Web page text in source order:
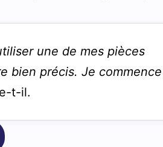
une de mes pièces
bien précis. Je commence
t-il.